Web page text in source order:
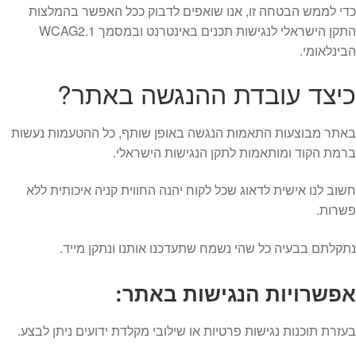
החשבון שלי
סל קניות
תשלום
כדי לממש הבטחה זו, אנו שואפים לדבוק ככל האפשר בהמלצות
התקן הישראלי לנגישות תכנים באינטרנט ובמסמך WCAG2.1
הבינלאומי.
כיצד עובדת ההנגשה באתר?
באתר מבוצעות התאמות הנגשה באופן שותף, כל ההטעמות נעשות
ברמת הקוד ומותאמות לתקן הנגישות הישראלי.
חשוב לנו אישית לדאוג שכל לקוח יהנה החווית קניה איכותית ללא
פשרות.
נתקלתם בבעיה כל שהי נשמח שתעדכנו אותנו ונתקן מייד.
אפשרויות הנגישות באתר:
בעזרת תוכנות נגישות פרטיות או שילובי מקלדת ידועים ניתן לבצע.